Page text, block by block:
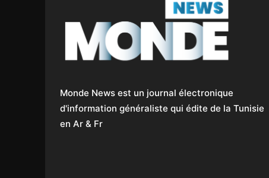
Monde News est un journal électronique
d'information généraliste qui édite de la Tunisie
en Ar & Fr